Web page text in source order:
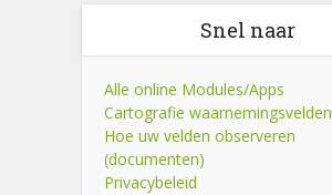
Snel naar
Alle online Modules/Apps
Cartografie waarnemingsvelden
Hoe uw velden observeren
(documenten)
Privacybeleid